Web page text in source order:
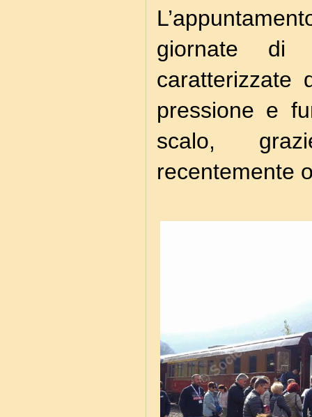
giornate di
caratterizzate
pressione e
scalo,
recentemente